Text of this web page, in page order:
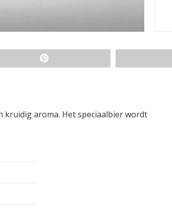
aroma. Het speciaalbier wordt